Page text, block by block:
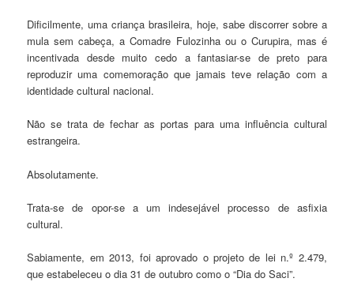
Dificilmente, uma criança brasileira, hoje, sabe discorrer sobre a
mula sem cabeça, a Comadre Fulozinha ou o Curupira, mas é
incentivada desde muito cedo a fantasiar-se de preto para
reproduzir uma comemoração que jamais teve relação com a
identidade cultural nacional.
Não se trata de fechar as portas para uma influência cultural
estrangeira.
Absolutamente.
Trata-se de opor-se a um indesejável processo de asfixia
cultural.
Sabiamente, em 2013, foi aprovado o projeto de lei n.º 2.479,
que estabeleceu o dia 31 de outubro como o “Dia do Saci”.